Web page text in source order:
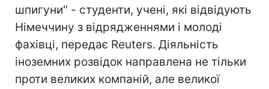
шпигуни" - студенти, учені, які відвідують
Німеччину з відрядженнями і молоді
фахівці, передає Reuters. Діяльність
іноземних розвідок направлена не тільки
проти великих компаній, але великої